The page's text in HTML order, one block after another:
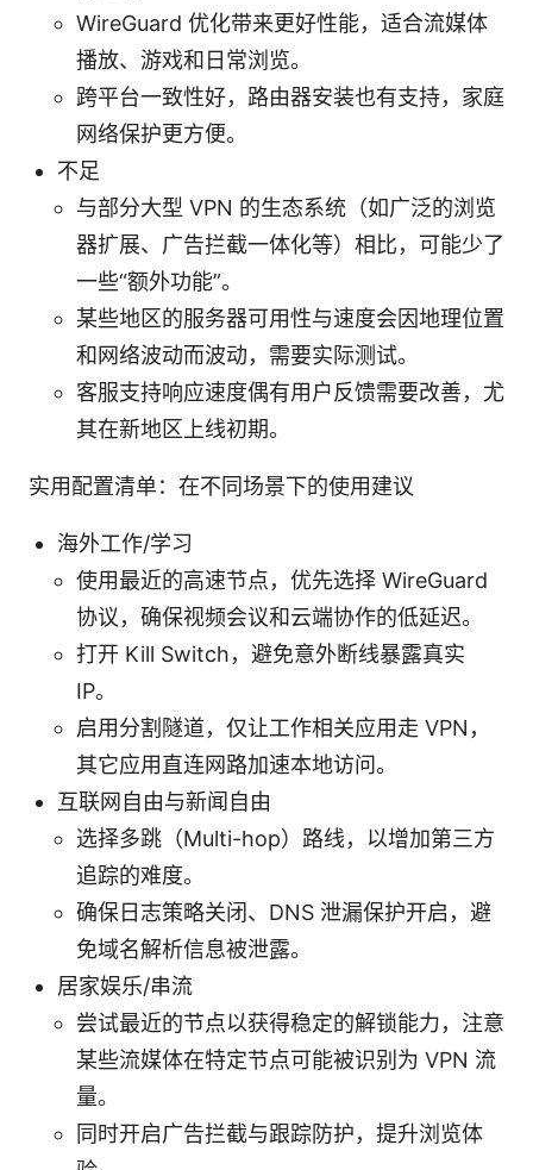
WireGuard 优化带来更好性能，适合流媒体
播放、游戏和日常浏览。
跨平台一致性好，路由器安装也有支持，家庭
网络保护更方便。
不足
与部分大型 VPN 的生态系统（如广泛的浏览
器扩展、广告拦截一体化等）相比，可能少了
一些“额外功能”。
某些地区的服务器可用性与速度会因地理位置
和网络波动而波动，需要实际测试。
客服支持响应速度偶有用户反馈需要改善，尤
其在新地区上线初期。
实用配置清单：在不同场景下的使用建议
海外工作/学习
使用最近的高速节点，优先选择 WireGuard
协议，确保视频会议和云端协作的低延迟。
打开 Kill Switch，避免意外断线暴露真实
IP。
启用分割隧道，仅让工作相关应用走 VPN，
其它应用直连网路加速本地访问。
互联网自由与新闻自由
选择多跳（Multi-hop）路线，以增加第三方
追踪的难度。
确保日志策略关闭、DNS 泄漏保护开启，避
免域名解析信息被泄露。
居家娱乐/串流
尝试最近的节点以获得稳定的解锁能力，注意
某些流媒体在特定节点可能被识别为 VPN 流
量。
同时开启广告拦截与跟踪防护，提升浏览体